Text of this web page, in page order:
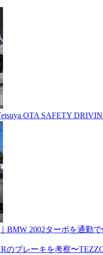
OTA SAFETY
BMW 2002ターボを通勤
のブレーキを考察〜